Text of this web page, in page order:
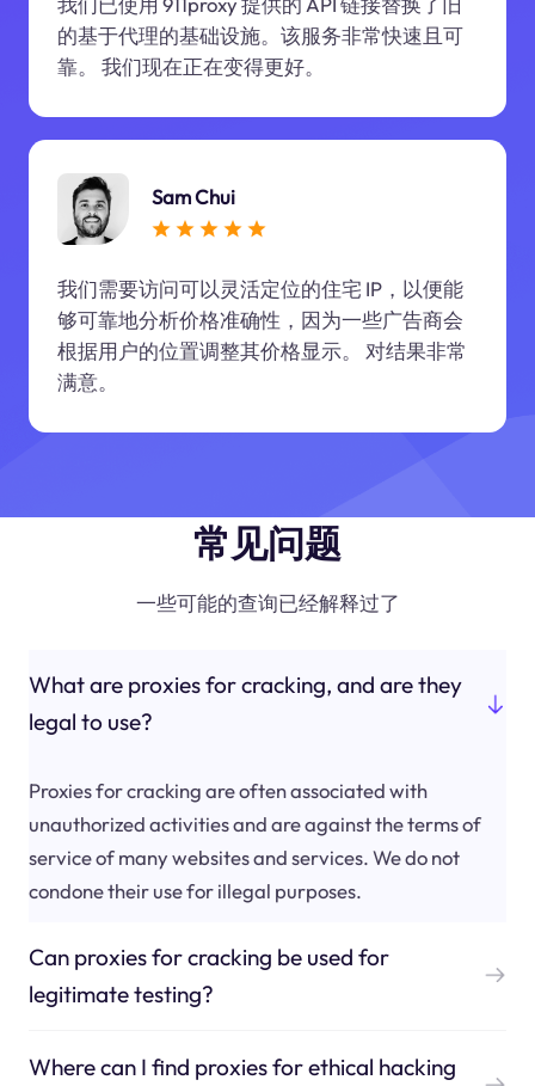
的基于代理的基础设施。该服务非常快速且可
靠。 我们现在正在变得更好。
Sam Chui
我们需要访问可以灵活定位的住宅 IP，以便能
够可靠地分析价格准确性，因为一些广告商会
根据用户的位置调整其价格显示。 对结果非常
满意。
常见问题
一些可能的查询已经解释过了
What are proxies for cracking, and are they
legal to use?
Proxies for cracking are often associated with
unauthorized activities and are against the terms of
service of many websites and services. We do not
condone their use for illegal purposes.
Can proxies for cracking be used for
legitimate testing?
Where can I find proxies for ethical hacking